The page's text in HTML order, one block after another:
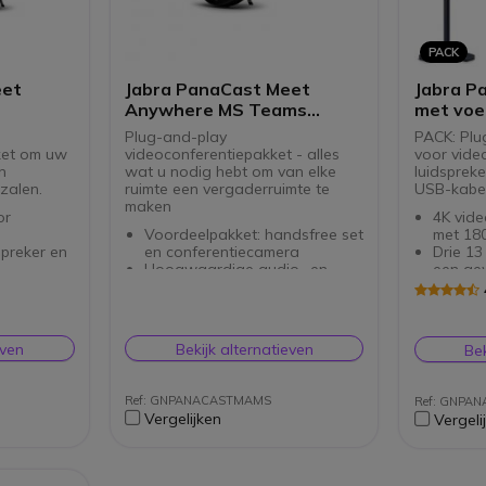
om uw
en
Jabra PanaCast Meet
Anywhere MS Teams
bundel
Plug-and-play
videoconferentiepakket - alles
wat u nodig hebt om van elke
ruimte een vergaderruimte te
maken
Voordeelpakket: handsfree set
en conferentiecamera
Hoogwaardige audio- en
Teams
Plug&Play USB-aansluiting
Bekijk alternatieven
Ref: GNPANACASTMAMS
Vergelijken
PACK
Jabra
met
PACK:
voor
USB-
4K
met
Drie
een
Met
uw
aan
Ref: